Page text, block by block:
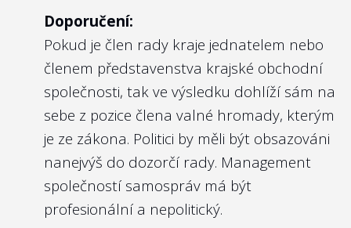
zakázek. Pomocí reálných dat měří, jak
konkrétní úřad postupoval transparentně,
hospodárně a zda mu nevznikala
ekonomická rizika. Nízký Zindex
neznamená korupci ani porušení zákona.
Spíše měří, zda zadavatel postupuje v
souladu s dobrou praxí, tedy s
doporučeními pro hospodárné zadávání
dle Ministerstva pro místní rozvoj, Evropské
komise či jiných expertních organizací.
Nejlépe to dělají v/ve:
Olomouckém kraji
Ponechalo město/kraj možnost podat
oznámení osobám, které pro povinný
subjekt nevykonávají práci nebo jinou
Doporučení:
Pokud je člen rady kraje jednatelem nebo
členem představenstva krajské obchodní
společnosti, tak ve výsledku dohlíží sám na
sebe z pozice člena valné hromady, kterým
je ze zákona. Politici by měli být obsazováni
nanejvýš do dozorčí rady. Management
společností samospráv má být
profesionální a nepolitický.